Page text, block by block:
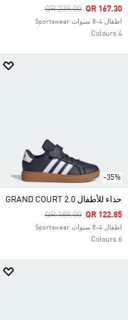
Price Reduced From
QR 239.00ToQR 167.30
اطفال 4-8 سنوات Sportswear
4 Colours
-35%
حذاء للأطفال GRAND COURT 2.0
Price Reduced From
QR 189.00ToQR 122.85
اطفال 4-8 سنوات Sportswear
6 Colours